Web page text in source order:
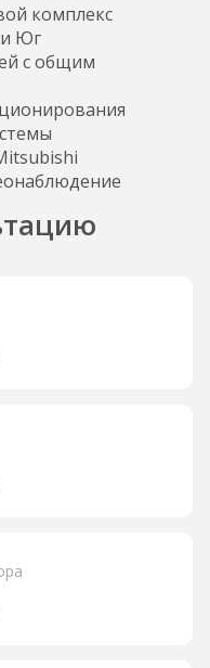
комплекс
и Юг
с общим